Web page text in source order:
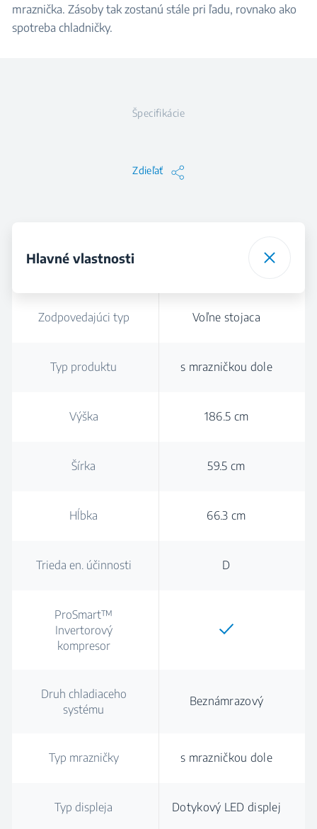
mraznička. Zásoby tak zostanú stále pri ľadu, rovnako ako
spotreba chladničky.
Špecifikácie
Zdieľať
Hlavné vlastnosti
Zodpovedajúci typ Voľne stojaca
Typ produktu s mrazničkou dole
Výška 186.5 cm
Šírka 59.5 cm
Hĺbka 66.3 cm
Trieda en. účinnosti D
ProSmart™
Invertorový
kompresor
Druh chladiaceho
systému
Beznámrazový
Typ mrazničky s mrazničkou dole
Typ displeja Dotykový LED displej